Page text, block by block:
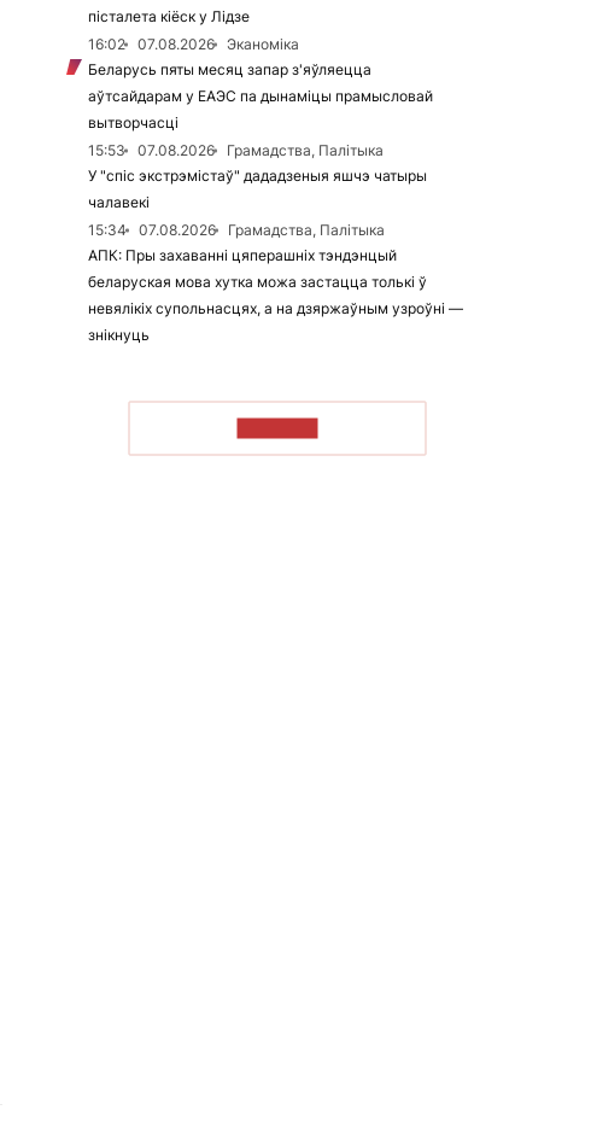
пісталета кіёск у Лідзе
16:02
07.08.2026
Эканоміка
Беларусь пяты месяц запар з'яўляецца
аўтсайдарам у ЕАЭС па дынаміцы прамысловай
вытворчасці
15:53
07.08.2026
Грамадства, Палітыка
У "спіс экстрэмістаў" дададзеныя яшчэ чатыры
чалавекі
15:34
07.08.2026
Грамадства, Палітыка
АПК: Пры захаванні цяперашніх тэндэнцый
беларуская мова хутка можа застацца толькі ў
невялікіх супольнасцях, а на дзяржаўным узроўні —
знікнуць